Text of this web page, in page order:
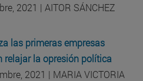
2021 | AITOR SÁNCHEZ
las primeras empresas
relajar la opresión política
2021 | MARIA VICTORIA